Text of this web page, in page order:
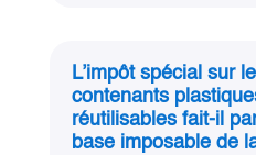
L’impôt spécial sur
contenants
réutilisables fait‑il
base imposable de